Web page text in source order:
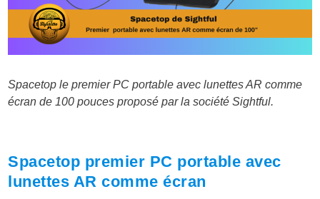
Spacetop le premier PC portable avec lunettes AR comme
écran de 100 pouces proposé par la société Sightful.
Spacetop premier PC portable avec
lunettes AR comme écran